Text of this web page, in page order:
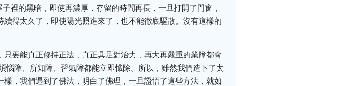
裡的黑暗，即使再濃厚，存留的時間再長，一旦打開了門窗，
得太久了，即使陽光照進來了，也不能徹底驅散。沒有這樣的
要能真正修持正法，真正具足對治力，再大再嚴重的業障都會
障、所知障、習氣障都能立即懺除。所以，雖然我們造下了太
，我們遇到了佛法，明白了佛理，一旦證悟了這些方法，就如